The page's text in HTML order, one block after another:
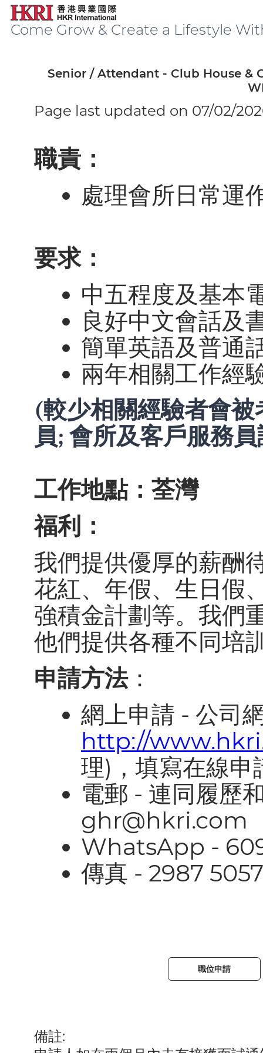
Come Grow & Create a Lifestyle
Senior / Attendant - Club House &
Page last updated on 07/02/
職責：
處理會所日常運
要求：
中五程度及基本
良好中文會話及
簡單英語及普通
兩年相關工作經
(較少相關經驗者會
員; 會所及客戶服務
工作地點：荃灣
福利：
我們提供優厚的薪酬
花紅、年假、生日假
強積金計劃等。我們
他們提供各種不同培
申請方法：
網上申請 - 公司
http://
理)，填寫在線申
電郵 - 連同履歷
ghr@hkri.com
WhatsApp -
傳真 - 2987 5057
職位申請
備註: